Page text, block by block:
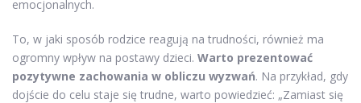
emocjonalnych.
To, w jaki sposób rodzice reagują na trudności, również ma
ogromny wpływ na postawy dzieci. Warto prezentować
pozytywne zachowania w obliczu wyzwań. Na przykład, gdy
dojście do celu staje się trudne, warto powiedzieć: „Zamiast się